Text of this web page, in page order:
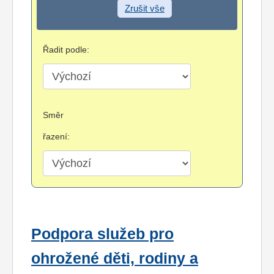
Zrušit vše
Řadit podle:
Směr
řazení:
Podpora služeb pro
ohrožené děti, rodiny a